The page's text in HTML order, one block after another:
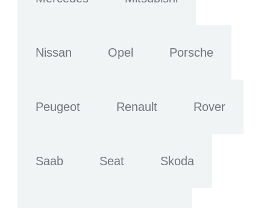
Nissan Opel Porsche
Peugeot Renault Rover
Saab Seat Skoda